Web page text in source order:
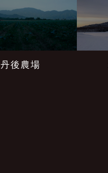
丹後農場